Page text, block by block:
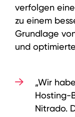
verfolgen
zu einem
Grundlage
und
„Wir
Hosting-
Nitrado.